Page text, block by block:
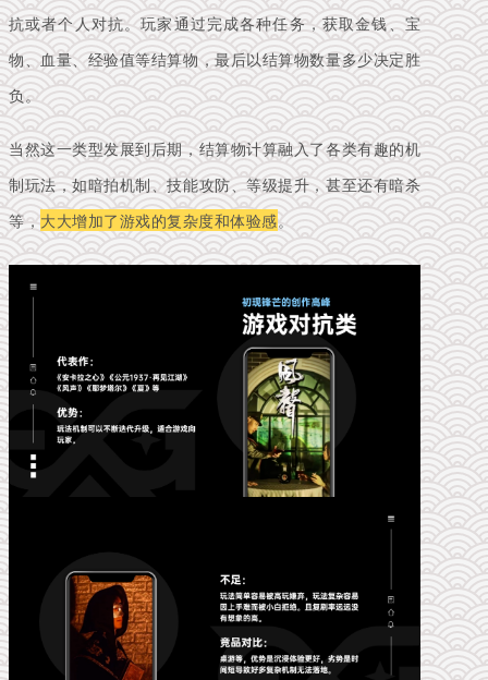
抗或者个人对抗。玩家通过完成各种任务，获取金钱、宝
物、血量、经验值等结算物，最后以结算物数量多少决定胜
负。
当然这一类型发展到后期，结算物计算融入了各类有趣的机
制玩法，如暗拍机制、技能攻防、等级提升，甚至还有暗杀
等，大大增加了游戏的复杂度和体验感。